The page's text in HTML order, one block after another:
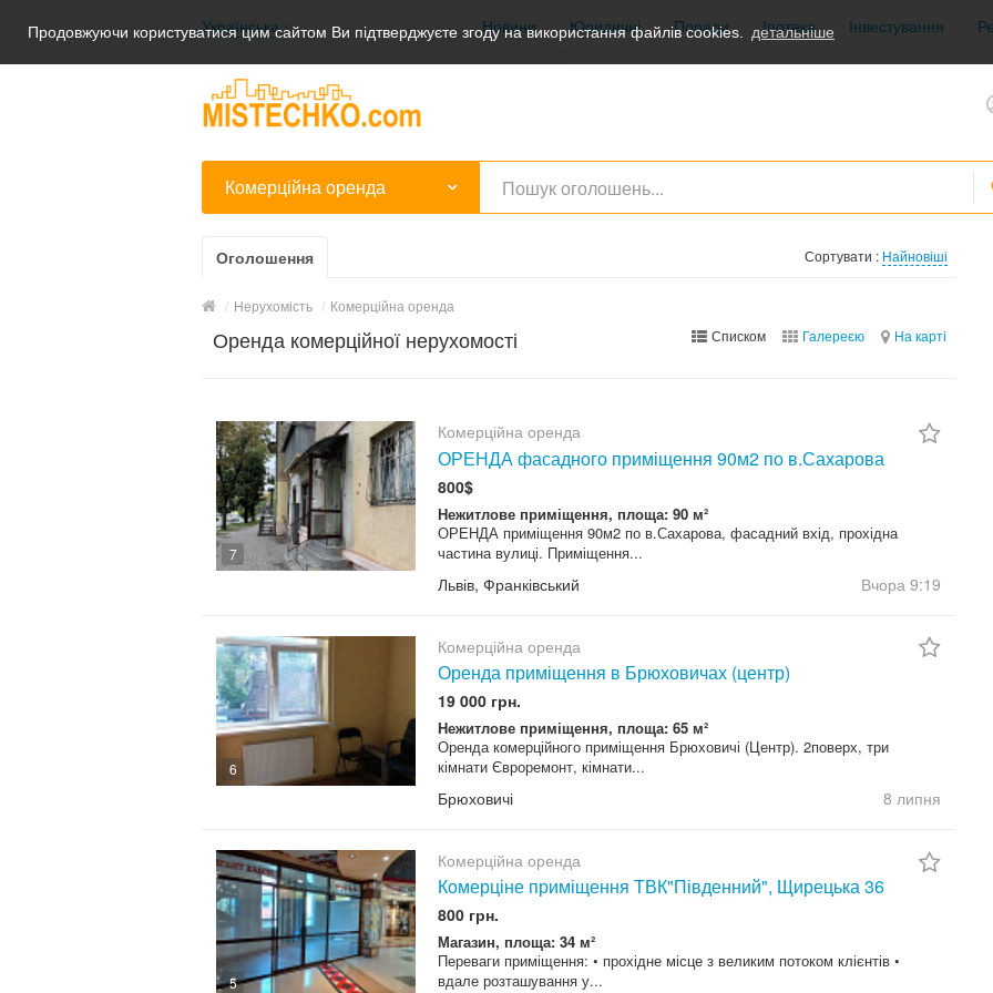
Продовжуючи користуватися цим сайтом Ви підтверджуєте згоду на використання файлів cookies. детальніше
Українська
Українська
Русский
Новини Юридичні Поради Іпотека Інвестування
Комерційна оренда
Оголошення Сортувати : Найновіші
/ Нерухомість / Комерційна оренда
Оренда комерційної нерухомості Списком Галереєю На карті
7
Комерційна оренда
ОРЕНДА фасадного приміщення 90м2 по в.Сахарова
800$
Нежитлове приміщення, площа: 90 м²
ОРЕНДА приміщення 90м2 по в.Сахарова, фасадний вхід, прохідна
частина вулиці. Приміщення...
Львів, Франківський Вчора 9:19
6
Комерційна оренда
Оренда приміщення в Брюховичах (центр)
19 000 грн.
Нежитлове приміщення, площа: 65 м²
Оренда комерційного приміщення Брюховичі (Центр). 2поверх, три
кімнати Євроремонт, кімнати...
Брюховичі 8 липня
5
Комерційна оренда
Комерціне приміщення ТВК"Південний", Щирецька 36
800 грн.
Магазин, площа: 34 м²
Переваги приміщення: • прохідне місце з великим потоком клієнтів •
вдале розташування у...